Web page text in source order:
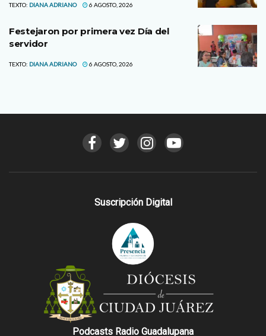
TEXTO: DIANA ADRIANO 6 AGOSTO, 2026
Festejaron por primera vez Día del
servidor
TEXTO: DIANA ADRIANO 6 AGOSTO, 2026
Suscripción Digital
Podcasts Radio Guadalupana